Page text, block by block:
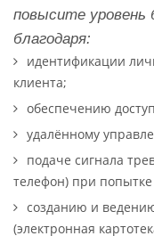
повысите уровень
благодаря:
идентификации
клиента;
обеспечению
удалённому
подаче сигнала
телефон) при
созданию и
(электронная